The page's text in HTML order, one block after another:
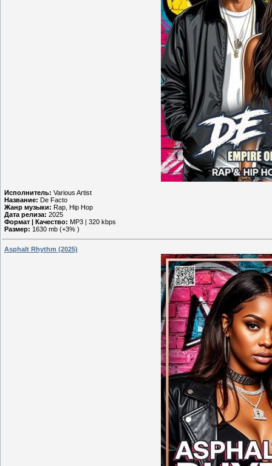
Исполнитель: Various Artist
Название: De Facto
Жанр музыки: Rap, Hip Hop
Дата релиза: 2025
Формат | Качество: MP3 | 320 kbps
Размер: 1630 mb (+3% )
Asphalt Rhythm (2025)